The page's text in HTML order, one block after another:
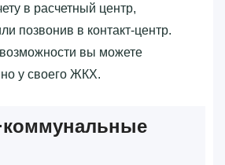
в расчетный центр,
позвонив в контакт-центр.
возможности вы можете
у своего ЖКХ.